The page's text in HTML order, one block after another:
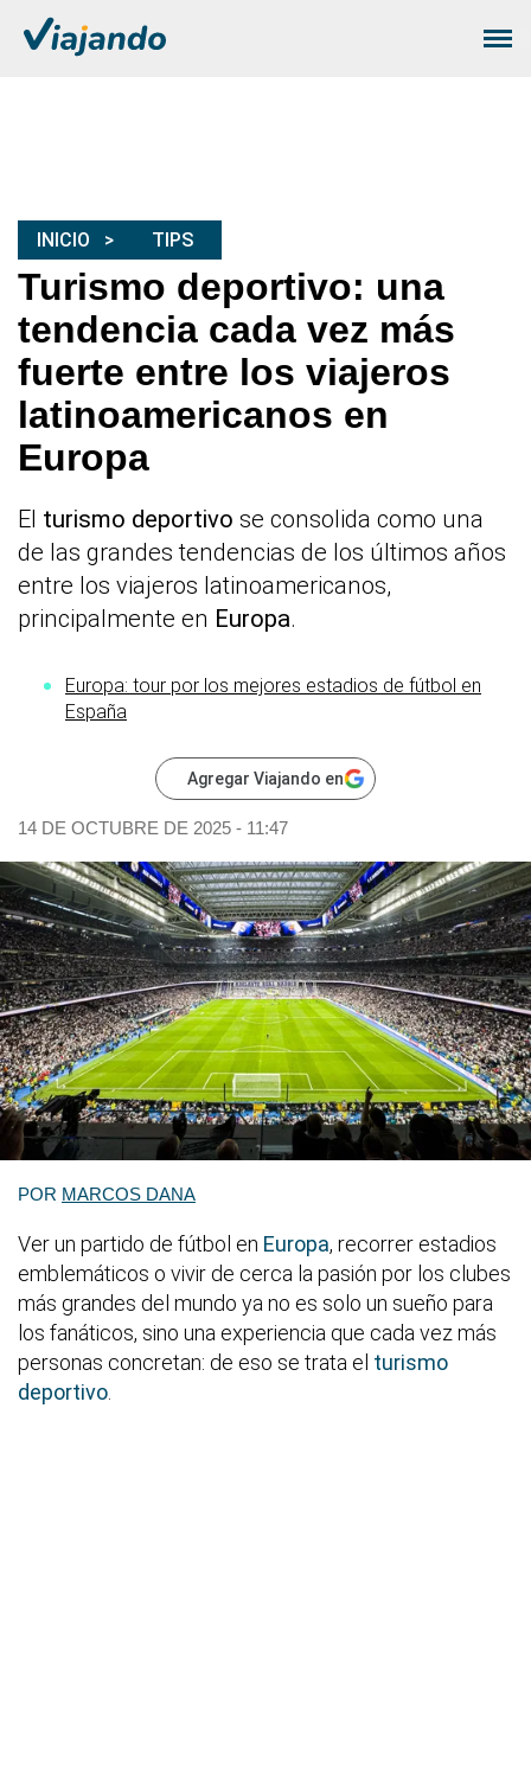
INICIO TIPS
Turismo deportivo: una
tendencia cada vez más
fuerte entre los viajeros
latinoamericanos en
Europa
El turismo deportivo se consolida como una
de las grandes tendencias de los últimos años
entre los viajeros latinoamericanos,
principalmente en Europa.
Europa: tour por los mejores estadios de fútbol en
España
Agregar Viajando en
14 DE OCTUBRE DE 2025 - 11:47
POR MARCOS DANA
Ver un partido de fútbol en Europa, recorrer estadios
emblemáticos o vivir de cerca la pasión por los clubes
más grandes del mundo ya no es solo un sueño para
los fanáticos, sino una experiencia que cada vez más
personas concretan: de eso se trata el turismo
deportivo